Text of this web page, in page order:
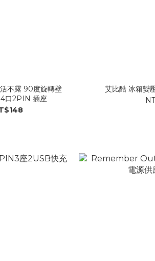
不露 90度旋轉壁
口2PIN 插座
艾比酷 冰箱變